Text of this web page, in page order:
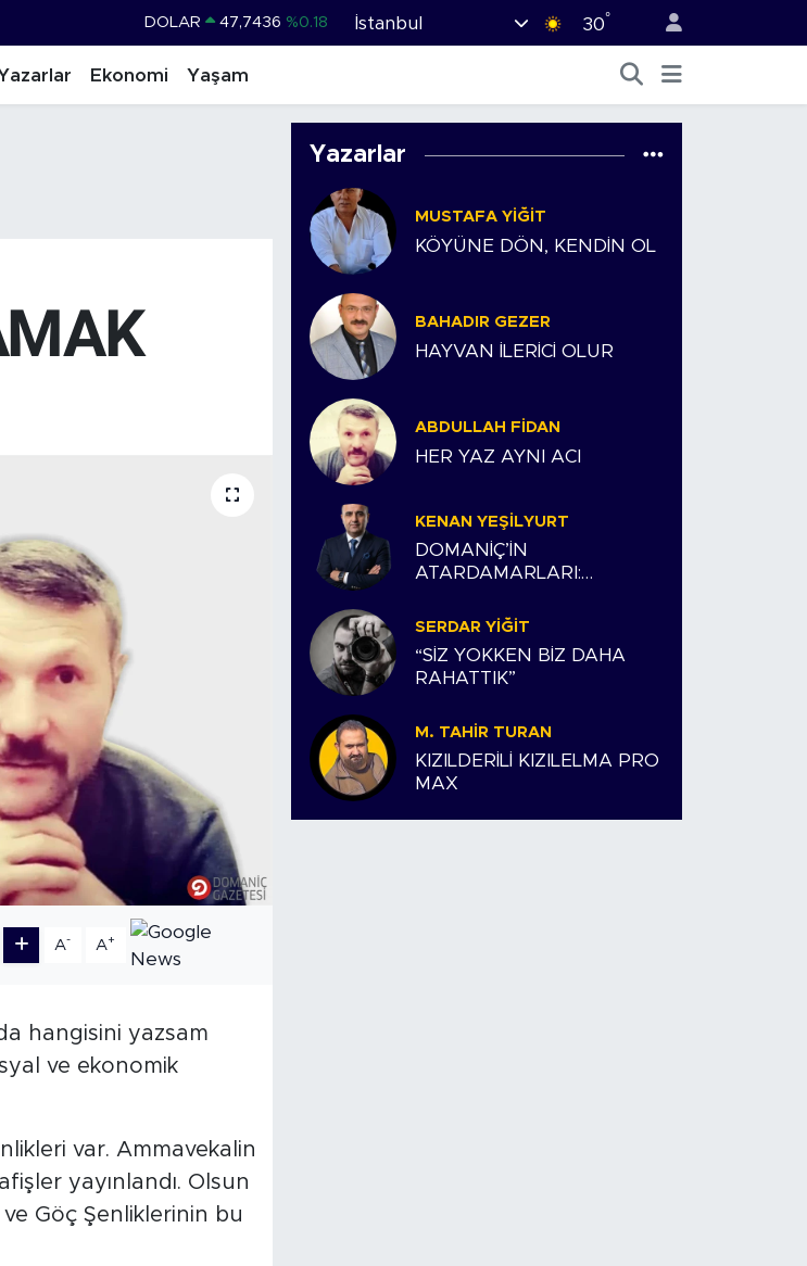
DOLAR 47,7436 %0.18
STERLİN 64,4811 %0.38
%-0.15
İstanbul 30°
Ekonomi Yaşam
A- A+
hangisini yazsam
ve ekonomik
var. Ammavekalin
yayınlandı. Olsun
Göç Şenliklerinin bu
Yazarlar
MUSTAFA YIĞIT
KÖYÜNE DÖN, KENDİN OL
BAHADIR GEZER
HAYVAN İLERİCİ OLUR
ABDULLAH FIDAN
HER YAZ AYNI ACI
KENAN YEŞILYURT
DOMANİÇ’İN
ATARDAMARLARI:
HİKAYEMİZ
SERDAR YIĞIT
“SİZ YOKKEN BİZ DAHA
RAHATTIK”
M. TAHIR TURAN
KIZILDERİLİ KIZILELMA PRO
MAX